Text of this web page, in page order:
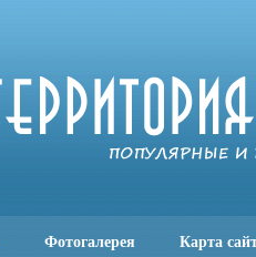
Фотогалерея Карта